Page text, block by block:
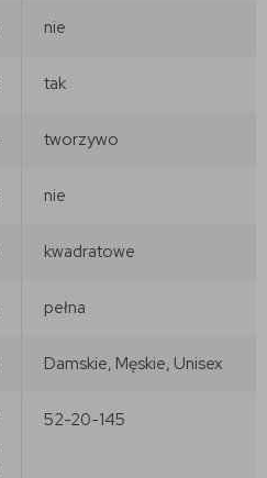
nie
tak
tworzywo
nie
kwadratowe
pełna
Damskie, Męskie, Unisex
52-20-145